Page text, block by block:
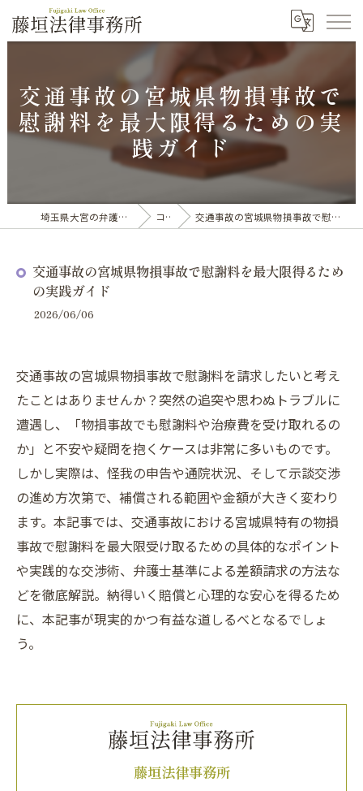
交通事故の宮城県物損事故で
慰謝料を最大限得るための実
践ガイド
埼玉県大宮の弁護士なら藤垣法律事務所 コラム 交通事故の宮城県物損事故で慰謝料を最大限得るための実践ガイド
交通事故の宮城県物損事故で慰謝料を最大限得るため
の実践ガイド
2026/06/06
交通事故の宮城県物損事故で慰謝料を請求したいと考え
たことはありませんか？突然の追突や思わぬトラブルに
遭遇し、「物損事故でも慰謝料や治療費を受け取れるの
か」と不安や疑問を抱くケースは非常に多いものです。
しかし実際は、怪我の申告や通院状況、そして示談交渉
の進め方次第で、補償される範囲や金額が大きく変わり
ます。本記事では、交通事故における宮城県特有の物損
事故で慰謝料を最大限受け取るための具体的なポイント
や実践的な交渉術、弁護士基準による差額請求の方法な
どを徹底解説。納得いく賠償と心理的な安心を得るため
に、本記事が現実的かつ有益な道しるべとなるでしょ
う。
藤垣法律事務所